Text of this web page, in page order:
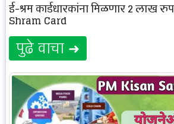
ई-श्रम कार्डधारकांना मिळणार 2 लाख
Shram Card
पुढे वाचा ➜